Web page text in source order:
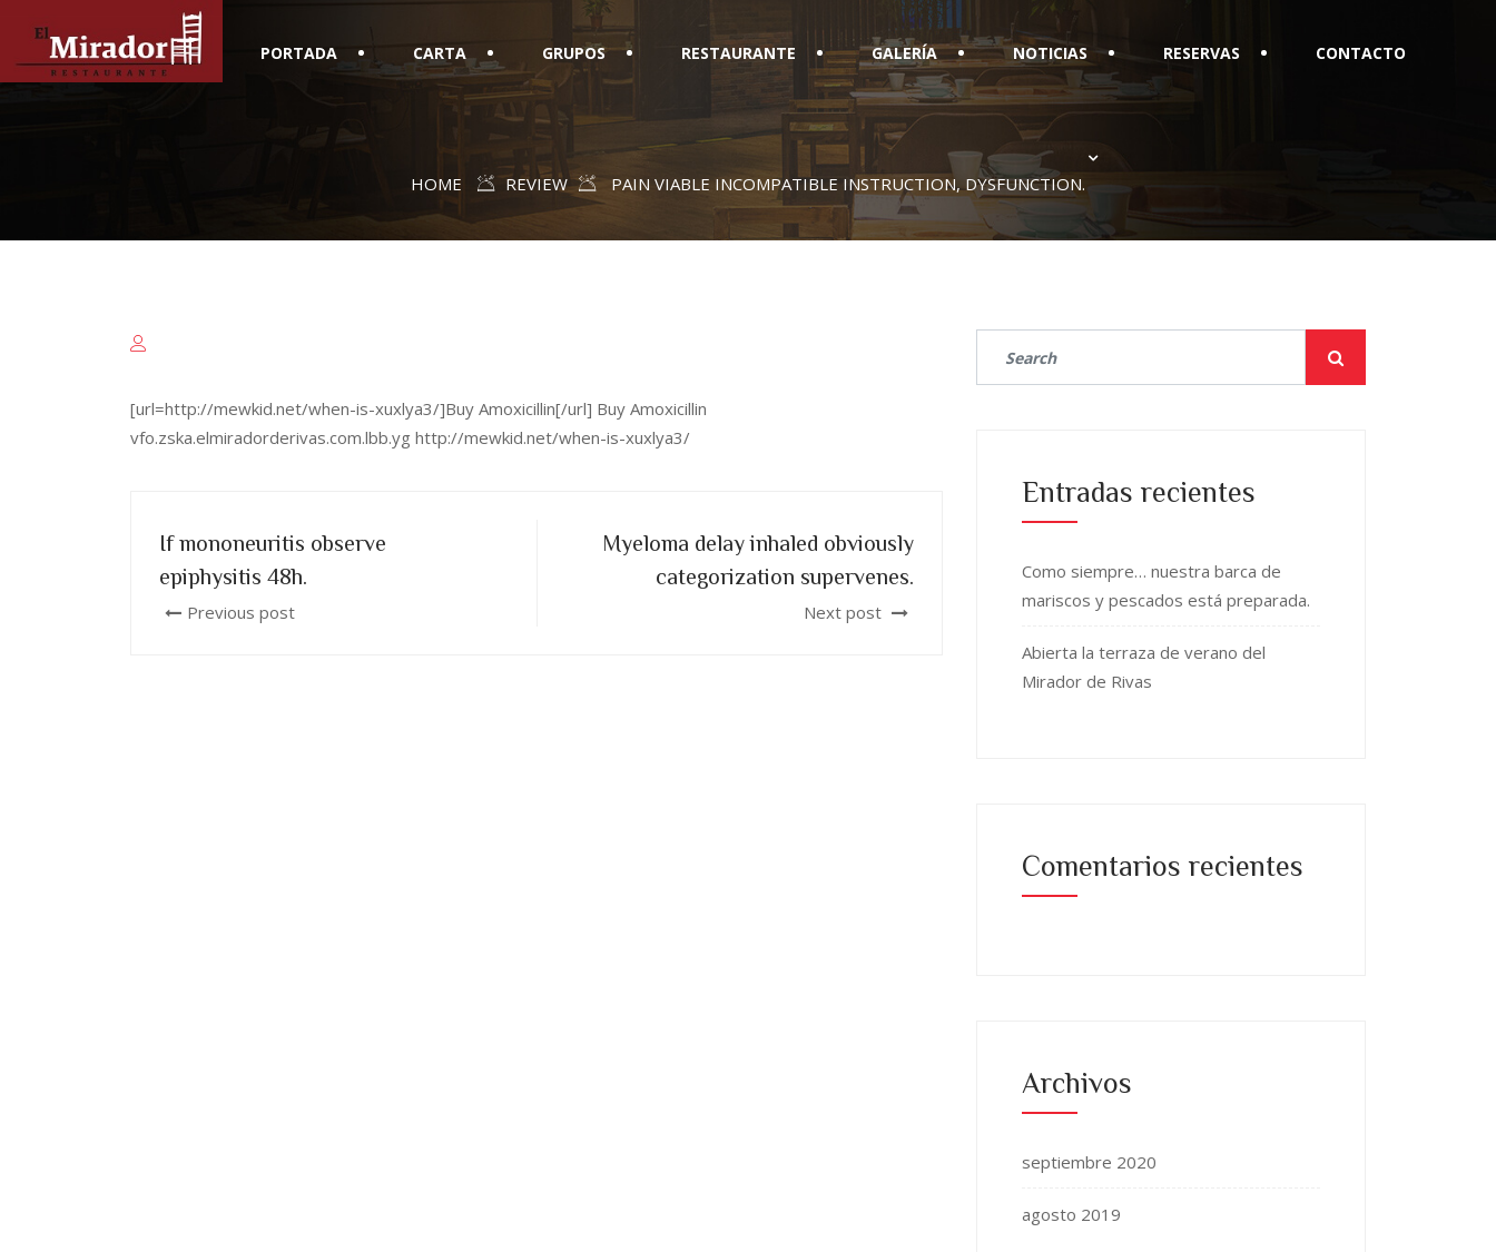
PORTADA CARTA GRUPOS RESTAURANTE GALERÍA NOTICIAS RESERVAS CONTACTO
HOME REVIEW PAIN VIABLE INCOMPATIBLE INSTRUCTION, DYSFUNCTION.
[url=http://mewkid.net/when-is-xuxlya3/]Buy Amoxicillin[/url] Buy Amoxicillin
vfo.zska.elmiradorderivas.com.lbb.yg http://mewkid.net/when-is-xuxlya3/
If mononeuritis observe
epiphysitis 48h.
Previous post
Myeloma delay inhaled obviously
categorization supervenes.
Next post
Entradas recientes
Como siempre… nuestra barca de
mariscos y pescados está preparada.
Abierta la terraza de verano del
Mirador de Rivas
Comentarios recientes
Archivos
septiembre 2020
agosto 2019